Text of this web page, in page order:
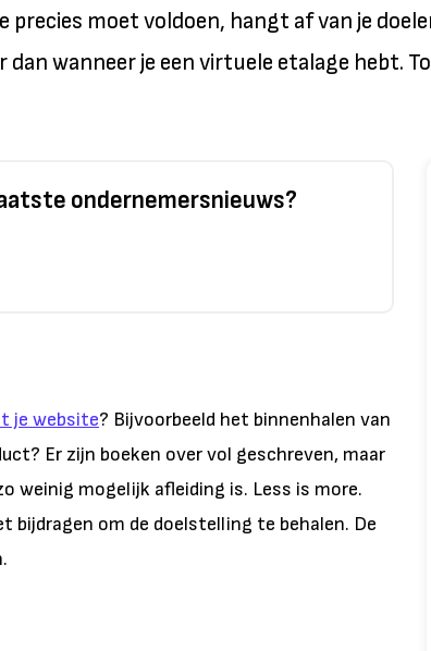
precies moet voldoen, hangt af van je
dan wanneer je een virtuele etalage hebt.
ondernemersnieuws?
je website? Bijvoorbeeld het binnenhalen van
Er zijn boeken over vol geschreven, maar
weinig mogelijk afleiding is. Less is more.
bijdragen om de doelstelling te behalen. De